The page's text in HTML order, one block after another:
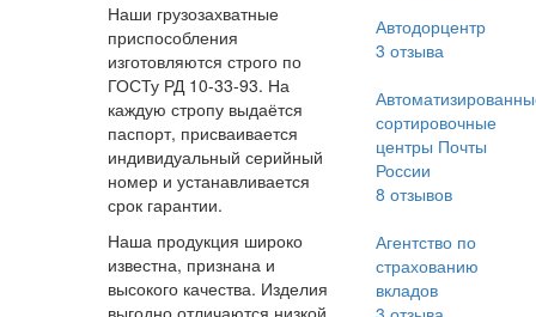
Наши грузозахватные
приспособления
изготовляются строго по
ГОСТу РД 10-33-93. На
каждую стропу выдаётся
паспорт, присваивается
индивидуальный серийный
номер и устанавливается
срок гарантии.
Наша продукция широко
известна, признана и
высокого качества. Изделия
выгодно отличаются низкой
Автодорцентр
3 отзыва
сортировочные
центры Почты
России
8 отзывов
Агентство по
страхованию
вкладов